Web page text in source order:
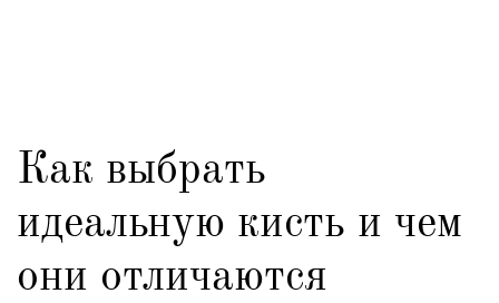
Как выбрать
идеальную кисть и чем
они отличаются